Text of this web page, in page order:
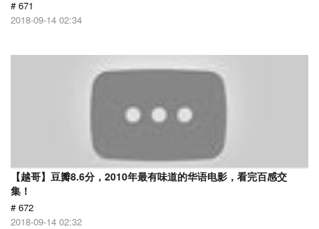
# 671
2018-09-14 02:34
【越哥】豆瓣8.6分，2010年最有味道的华语电影，看完百感交
集！
# 672
2018-09-14 02:32